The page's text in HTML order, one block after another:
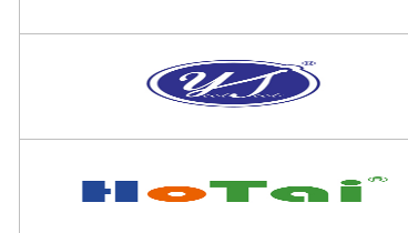
技術服務
PSA原理
氧氣用途